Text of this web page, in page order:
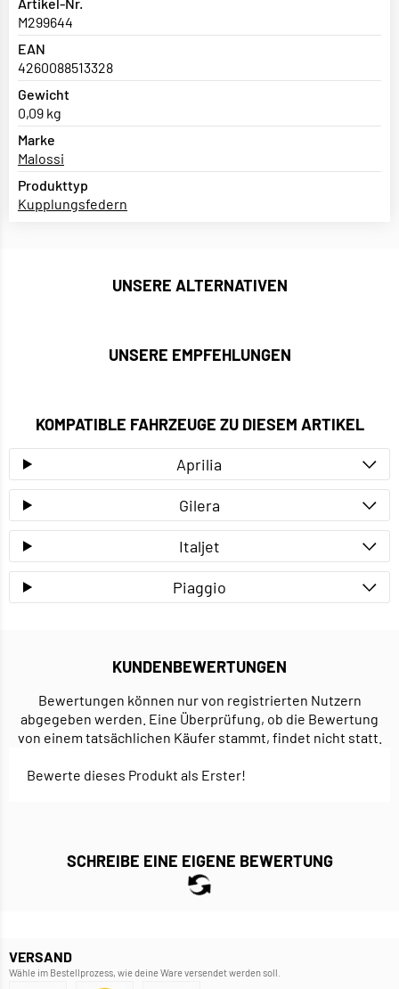
M299644
EAN
4260088513328
Gewicht
0,09 kg
Marke
Malossi
Produkttyp
Kupplungsfedern
UNSERE ALTERNATIVEN
UNSERE EMPFEHLUNGEN
KOMPATIBLE FAHRZEUGE ZU DIESEM ARTIKEL
Aprilia
Gilera
Italjet
Piaggio
KUNDENBEWERTUNGEN
Bewertungen können nur von registrierten Nutzern
abgegeben werden. Eine Überprüfung, ob die Bewertung
von einem tatsächlichen Käufer stammt, findet nicht statt.
Bewerte dieses Produkt als Erster!
SCHREIBE EINE EIGENE BEWERTUNG
VERSAND
Wähle im Bestellprozess, wie deine Ware versendet werden soll.